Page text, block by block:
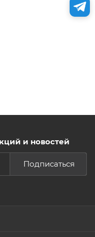
и новостей
Подписаться